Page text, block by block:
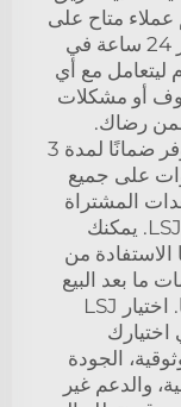
متاح على
مدار 24 ساعة في
ليتعامل مع أي
أو مشكلات
رضاك.
سنوفر ضمانًا لمدة 3
على جميع
المشتراة
من LSJ. يمكنك
الاستفادة من
ما بعد البيع
لدينا. اختيار LSJ
اختيارك
الجودة
والدعم غير